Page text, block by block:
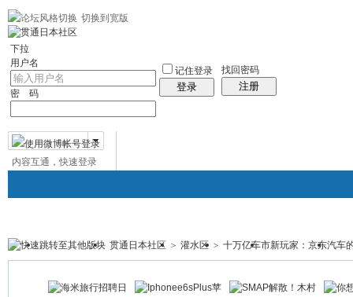
切换到宽版
下拉
用户名
密 码
记住登录
登录
找回密码
注册
微博帐号登录
内容互通，快速登录
贯通日本 日本社区 论坛 群组 日本百科
帖子
贯通日本社区 > 灌水区 > 十万亿车市新玩家：京东汽车